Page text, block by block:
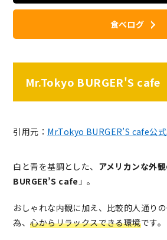
食べログ
Mr.Tokyo BURGER'S cafe
引用元： Mr.Tokyo BURGER’S cafe公
白と青を基調とした、 アメリカンな外観
BURGER’S cafe 」。
おしゃれな内観に加え、比較的人通り
為、心からリラックスできる環境です。